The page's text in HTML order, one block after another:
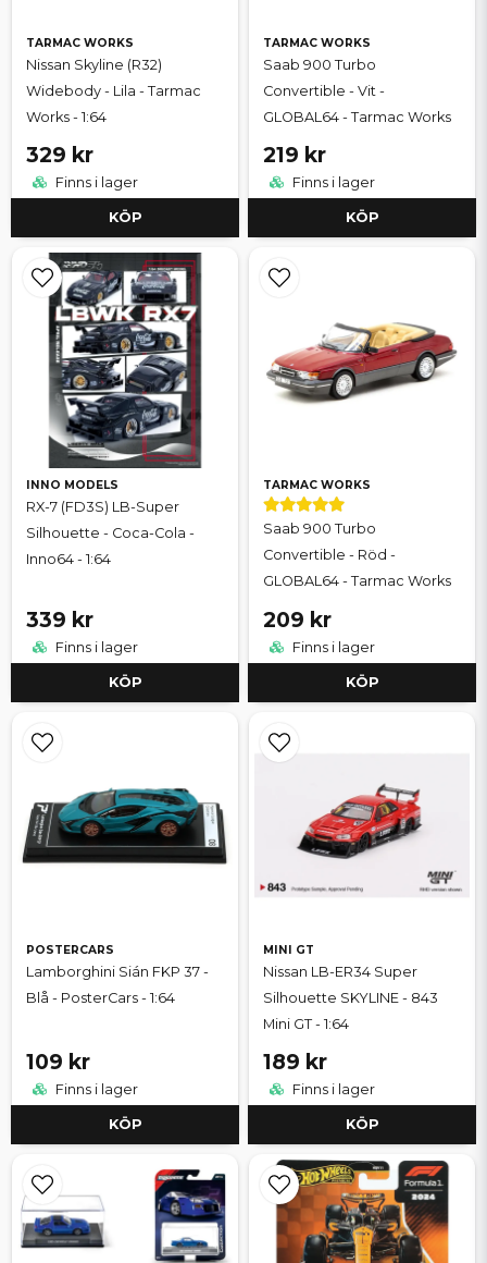
TARMAC WORKS
Nissan Skyline (R32)
Widebody - Lila - Tarmac
Works - 1:64
329 kr
Finns i lager
KÖP
TARMAC WORKS
Saab 900 Turbo
Convertible - Vit -
GLOBAL64 - Tarmac Works
219 kr
Finns i lager
KÖP
INNO MODELS
RX-7 (FD3S) LB-Super
Silhouette - Coca-Cola -
Inno64 - 1:64
339 kr
Finns i lager
KÖP
TARMAC WORKS
Saab 900 Turbo
Convertible - Röd -
GLOBAL64 - Tarmac Works
209 kr
Finns i lager
KÖP
POSTERCARS
Lamborghini Sián FKP 37 -
Blå - PosterCars - 1:64
109 kr
Finns i lager
KÖP
MINI GT
Nissan LB-ER34 Super
Silhouette SKYLINE - 843
Mini GT - 1:64
189 kr
Finns i lager
KÖP